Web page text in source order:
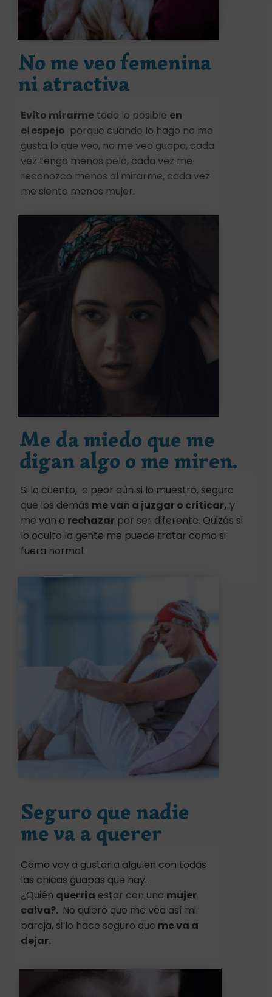
No me veo femenina
ni atractiva
Evito mirarme todo lo posible en
el espejo porque cuando lo hago no me
gusta lo que veo, no me veo guapa, cada
vez tengo menos pelo, cada vez me
reconozco menos al mirarme, cada vez
me siento menos mujer.
Me da miedo que me
digan algo o me miren.
Si lo cuento, o peor aún si lo muestro, seguro
que los demás me van a juzgar o criticar, y
me van a rechazar por ser diferente. Quizás si
lo oculto la gente me puede tratar como si
fuera normal.
Seguro que nadie
me va a querer
Cómo voy a gustar a alguien con todas
las chicas guapas que hay.
¿Quién querría estar con una mujer
calva?. No quiero que me vea así mi
pareja, si lo hace seguro que me va a
dejar.